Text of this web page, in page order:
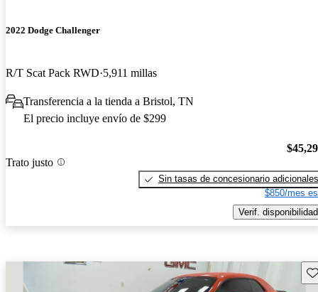
2022 Dodge Challenger
R/T Scat Pack RWD 5,911 millas
Transferencia a la tienda a Bristol, TN
El precio incluye envío de $299
Trato justo
Sin tasas de concesionario adicionales
$850/mes
Verif. disponibilidad